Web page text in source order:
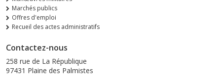
Marchés publics
Offres d'emploi
Recueil des actes administratifs
Contactez-nous
258 rue de La République
97431 Plaine des Palmistes